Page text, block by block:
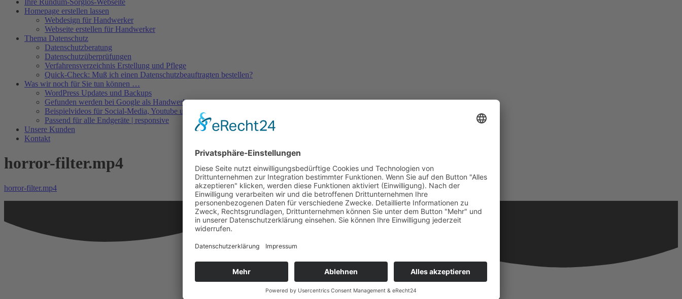
Ihre Rundum-Sorglos-Webseite
Homepage erstellen lassen
Webdesign für Handwerker
Webseite erstellen für Handwerker
Thema Datenschutz
Datenschutzberatung
Datenschutzüberprüfungen
Verfahrensverzeichnis Erstellung und Pflege
Quick-Check: Muß ich einen Datenschutzbeauftragten bestellen?
Was wir noch für Sie tun können …
WordPress Updates und Backups
Gefunden werden bei Google als Handwerker
Beispielvideos für Social-Media, Youtube und Co.
Passend für alle Endgeräte | responsive
Unsere Kunden
Kontakt
horror-filter.mp4
horror-filter.mp4
Pfeiffer-IT